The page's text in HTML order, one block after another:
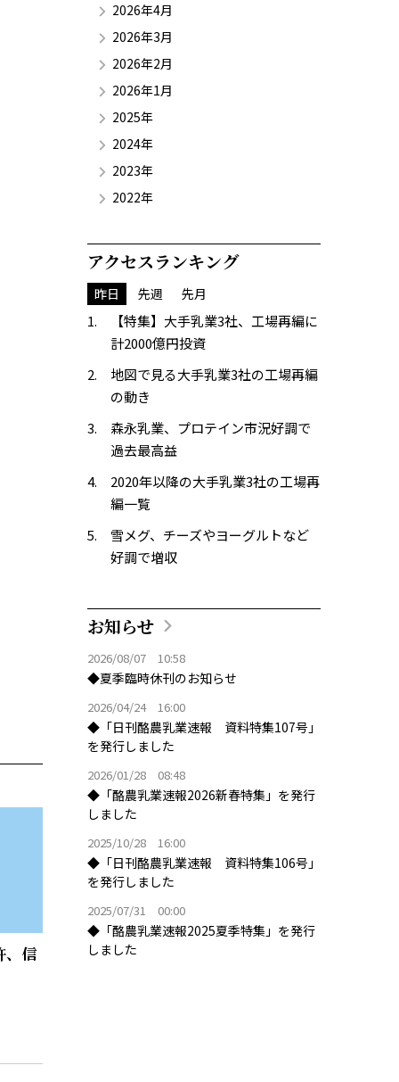
、信
2026年4月
2026年3月
2026年2月
2026年1月
2025年
2024年
2023年
2022年
アクセスランキング
昨日 先週 先月
【特集】大手乳業3社、工場再編に
計2000億円投資
地図で見る大手乳業3社の工場再編
の動き
森永乳業、プロテイン市況好調で
過去最高益
2020年以降の大手乳業3社の工場再
編一覧
雪メグ、チーズやヨーグルトなど
好調で増収
お知らせ
2026/08/07 10:58
◆夏季臨時休刊のお知らせ
2026/04/24 16:00
◆「日刊酪農乳業速報 資料特集107号」
を発行しました
2026/01/28 08:48
◆「酪農乳業速報2026新春特集」を発行
しました
2025/10/28 16:00
◆「日刊酪農乳業速報 資料特集106号」
を発行しました
2025/07/31 00:00
◆「酪農乳業速報2025夏季特集」を発行
しました